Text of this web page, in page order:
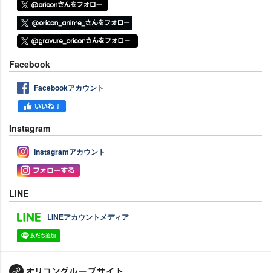
Facebook
Facebookアカウント
Instagram
Instagramアカウント
LINE
LINEアカウントメディア